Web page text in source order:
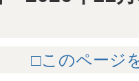
□このページ